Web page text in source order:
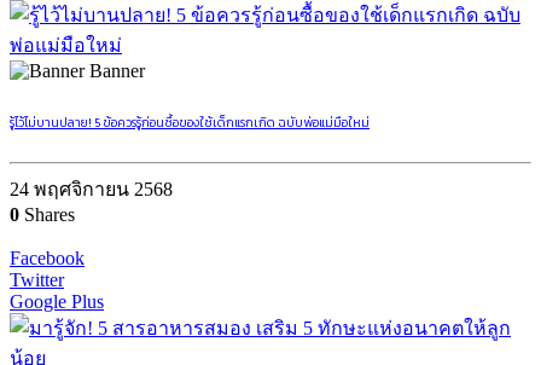
Banner
รู้ไว้ไม่บานปลาย! 5 ข้อควรรู้ก่อนซื้อของใช้เด็กแรกเกิด ฉบับพ่อแม่มือใหม่
24 พฤศจิกายน 2568
0 Shares
Facebook
Twitter
Google Plus